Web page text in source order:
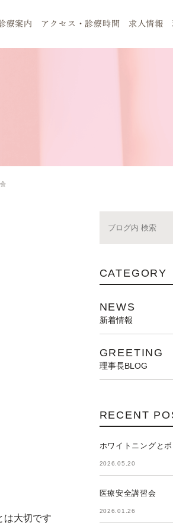
療案内 アクセス・診療時間 求人情報
は大切です
CATEGORY
NEWS
新着情報
GREETING
理事長BLOG
RECENT
ホワイトニングと
2026.05.20
医療安全講習会
2026.01.26